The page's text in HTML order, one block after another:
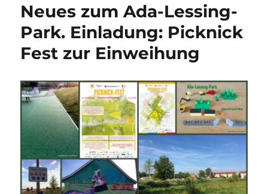
Parkeinweihung
pickickfest
Neues zum Ada-Lessing-
Park. Einladung: Picknick
Fest zur Einweihung